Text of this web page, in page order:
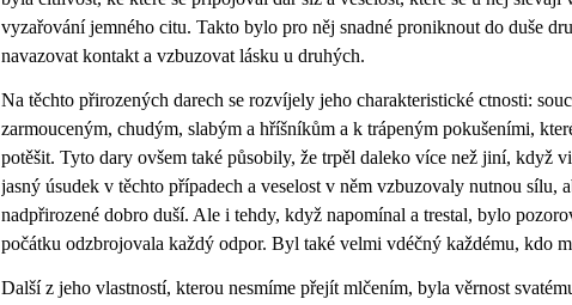
vyzařování jemného citu. Takto bylo pro něj snadné proniknout do duše
navazovat kontakt a vzbuzovat lásku u druhých.
Na těchto přirozených darech se rozvíjely jeho charakteristické ctnosti:
zarmouceným, chudým, slabým a hříšníkům a k trápeným pokušeními,
potěšit. Tyto dary ovšem také působily, že trpěl daleko více než jiní, když
jasný úsudek v těchto případech a veselost v něm vzbuzovaly nutnou sílu,
nadpřirozené dobro duší. Ale i tehdy, když napomínal a trestal, bylo
počátku odzbrojovala každý odpor. Byl také velmi vdéčný každému, kdo
Další z jeho vlastností, kterou nesmíme přejít mlčením, byla věrnost